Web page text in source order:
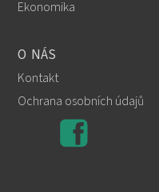
Ekonomika
O NÁS
Kontakt
Ochrana osobních údajů